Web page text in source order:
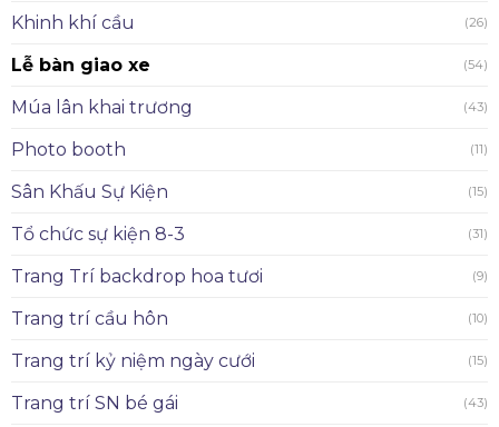
Khinh khí cầu (26)
Lễ bàn giao xe (54)
Múa lân khai trương (43)
Photo booth (11)
Sân Khấu Sự Kiện (15)
Tổ chức sự kiện 8-3 (31)
Trang Trí backdrop hoa tươi (9)
Trang trí cầu hôn (10)
Trang trí kỷ niệm ngày cưới (15)
Trang trí SN bé gái (43)